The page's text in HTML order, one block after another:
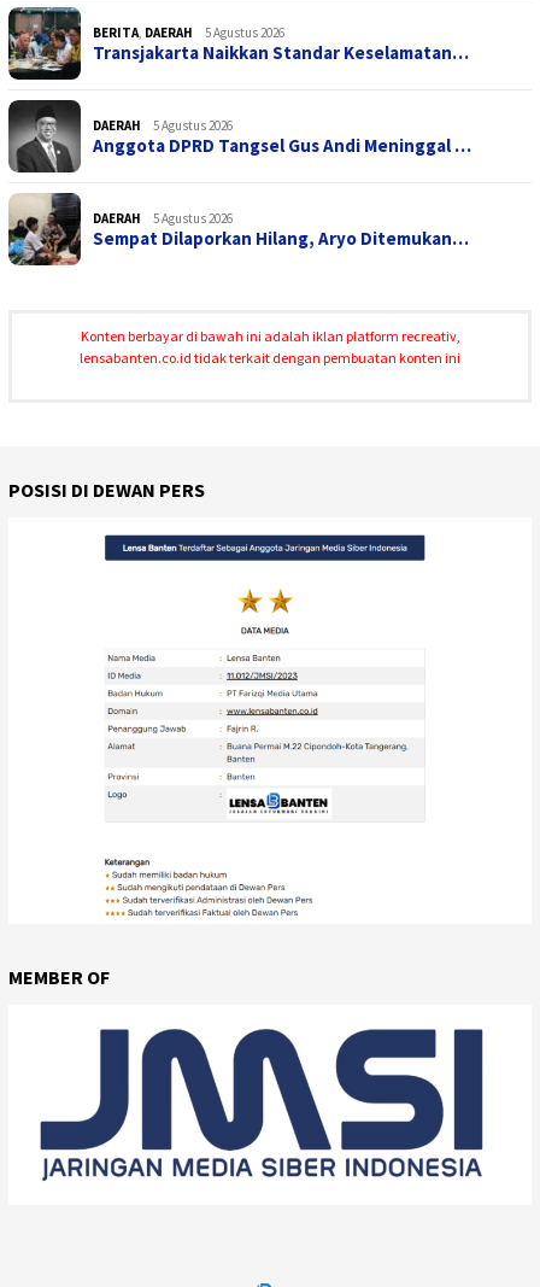
BERITA, DAERAH 5 Agustus 2026
Transjakarta Naikkan Standar Keselamatan…
DAERAH 5 Agustus 2026
Anggota DPRD Tangsel Gus Andi Meninggal …
DAERAH 5 Agustus 2026
Sempat Dilaporkan Hilang, Aryo Ditemukan…
Konten berbayar di bawah ini adalah iklan platform recreativ,
lensabanten.co.id tidak terkait dengan pembuatan konten ini
POSISI DI DEWAN PERS
MEMBER OF